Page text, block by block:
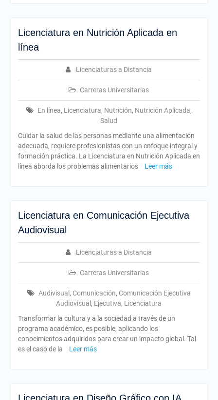
Licenciatura en Nutrición Aplicada en
línea
Licenciaturas a Distancia
Carreras Universitarias
En línea, Licenciatura, Nutrición, Nutrición Aplicada,
Salud
Cuidar la salud de las personas mediante una alimentación
adecuada, requiere profesionistas con un enfoque integral y
formación práctica. La Licenciatura en Nutrición Aplicada en
línea aborda los problemas alimentarios
Leer más
Licenciatura en Comunicación Ejecutiva
Audiovisual
Licenciaturas a Distancia
Carreras Universitarias
Audivisual , Comunicación, Comunicación Ejecutiva
Audiovisual , Ejecutiva, Licenciatura
Transformar la cultura y a la sociedad a través de un
programa académico, es posible, aplicando los
conocimientos adquiridos para crear un impacto global. Tal
es el caso de la
Leer más